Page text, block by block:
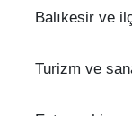
Balıkesir ve
Turizm ve